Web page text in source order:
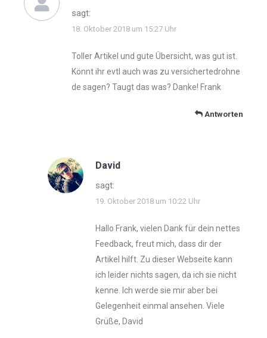
sagt:
18. Oktober 2018 um 15:27 Uhr
Toller Artikel und gute Übersicht, was gut ist.
Könnt ihr evtl auch was zu versichertedrohne
de sagen? Taugt das was? Danke! Frank
Antworten
David
sagt:
19. Oktober 2018 um 10:22 Uhr
Hallo Frank, vielen Dank für dein nettes
Feedback, freut mich, dass dir der
Artikel hilft. Zu dieser Webseite kann
ich leider nichts sagen, da ich sie nicht
kenne. Ich werde sie mir aber bei
Gelegenheit einmal ansehen. Viele
Grüße, David